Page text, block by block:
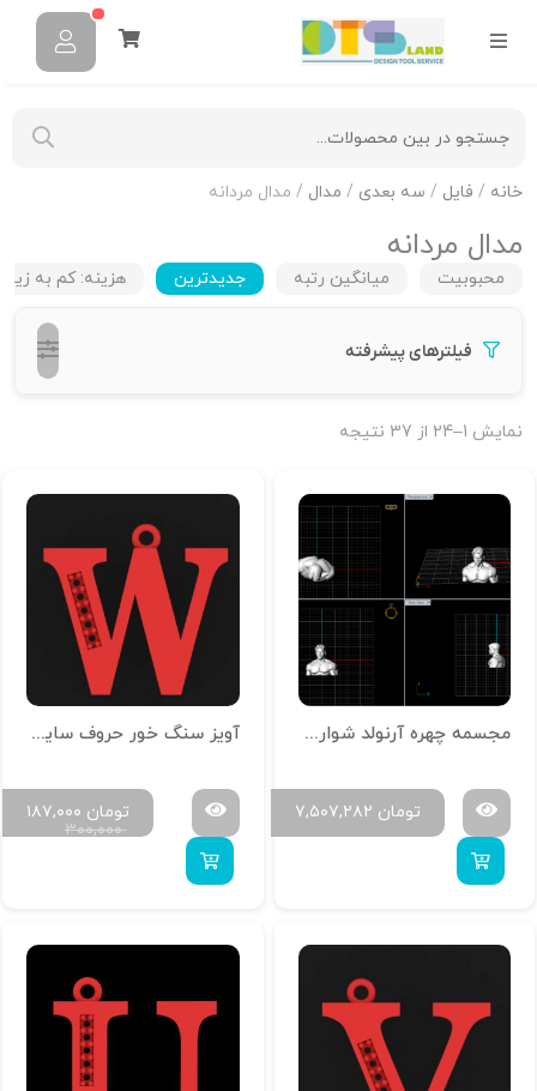
خانه / فایل / سه بعدی / مدال / مدال مردانه
مدال مردانه
محبوبیت میانگین رتبه جدیدترین هزینه: کم به زیاد
فیلترهای پیشرفته
نمایش 1–24 از 37 نتیجه
مجسمه چهره آرنولد شوارتزنگر
۷,۵۰۷,۲۸۲ تومان
آویز سنگ خور حروف سایز کوچک H-MAYA-S-23
۳۰۰,۰۰۰
۱۸۷,۰۰۰ تومان